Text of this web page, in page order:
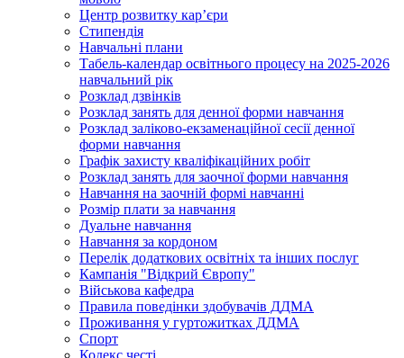
Центр розвитку кар’єри
Стипендія
Навчальні плани
Табель-календар освітнього процесу на 2025-2026
навчальний рік
Розклад дзвінків
Розклад занять для денної форми навчання
Розклад заліково-екзаменаційної сесії денної
форми навчання
Графік захисту кваліфікаційних робіт
Розклад занять для заочної форми навчання
Навчання на заочній формі навчанні
Розмір плати за навчання
Дуальне навчання
Навчання за кордоном
Перелік додаткових освітніх та інших послуг
Кампанія "Відкрий Європу"
Військова кафедра
Правила поведінки здобувачів ДДМА
Проживання у гуртожитках ДДМА
Спорт
Кодекс честі